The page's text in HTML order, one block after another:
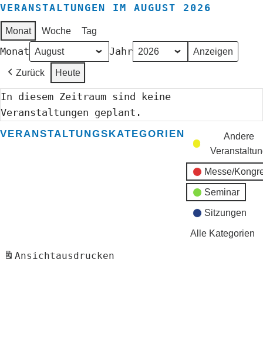
VERANSTALTUNGEN IM AUGUST 2026
Monat Woche Tag
Monat Jahr
Zurück Heute
In diesem Zeitraum sind keine
Veranstaltungen geplant.
VERANSTALTUNGSKATEGORIEN
Andere
Messe/
Seminar
Sitzungen
Alle Kategorien
Ansichtausdrucken